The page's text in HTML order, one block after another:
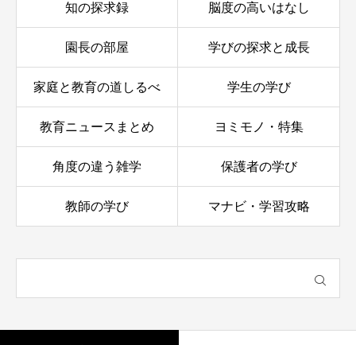
知の探求録 脳度の高いはなし
園長の部屋 学びの探求と成長
家庭と教育の道しるべ 学生の学び
教育ニュースまとめ ヨミモノ・特集
角度の違う雑学 保護者の学び
教師の学び マナビ・学習攻略